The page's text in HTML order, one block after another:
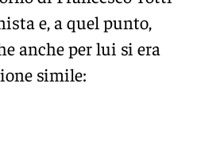
e, a quel punto,
anche per lui si era
simile: